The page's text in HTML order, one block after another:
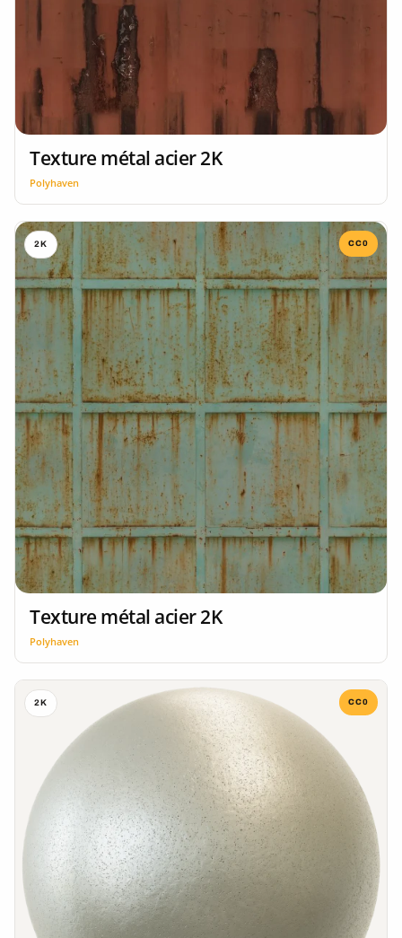
Texture métal acier 2K
Polyhaven
2K CC0
Texture métal acier 2K
Polyhaven
2K CC0